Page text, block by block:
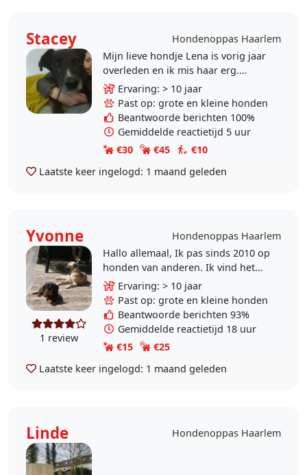
Stacey
Hondenoppas Haarlem
Mijn lieve hondje Lena is vorig jaar
overleden en ik mis haar erg.
Daarom wil ik me nu graag
aanmelden als hondenoppas. Lena
had gedragsproblemen, ze..
Ervaring: > 10 jaar
Past op: grote en kleine honden
Beantwoorde berichten 100%
Gemiddelde reactietijd 5 uur
€30
€45
€10
Laatste keer ingelogd: 1 maand geleden
Yvonne Hondenoppas Haarlem
1 review
Hallo allemaal, Ik pas sinds 2010 op
honden van anderen. Ik vind het
heel erg leuk en mijn gezin vind het
heel gezellig. Wij hebben sinds
2018 weer..
Ervaring: > 10 jaar
Past op: grote en kleine honden
Beantwoorde berichten 93%
Gemiddelde reactietijd 18 uur
€15
€25
Laatste keer ingelogd: 1 maand geleden
Linde Hondenoppas Haarlem